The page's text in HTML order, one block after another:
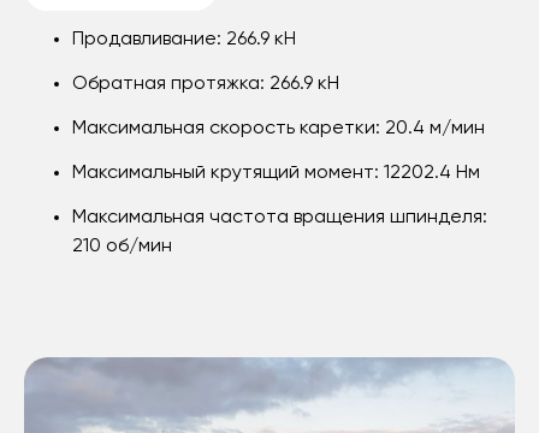
Продавливание: 266.9 кН
Обратная протяжка: 266.9 кН
Максимальная скорость каретки: 20.4 м/мин
Максимальный крутящий момент: 12202.4 Нм
Максимальная частота вращения шпинделя:
210 об/мин